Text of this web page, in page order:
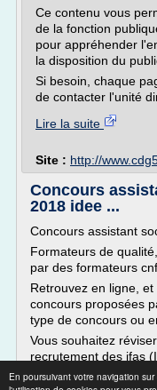
En poursuivant votre navigation
Ce contenu vous
de la fonction
pour appréhender
la disposition du
Si besoin, chaque
de contacter l'unité
Lire la suite
Site : http://
Concours
2018 idee ...
Concours assistant
Formateurs de
par des formateurs
Retrouvez en ligne,
concours proposées
type de concours ou
Vous souhaitez
recrutement des ifas
Lire la suite